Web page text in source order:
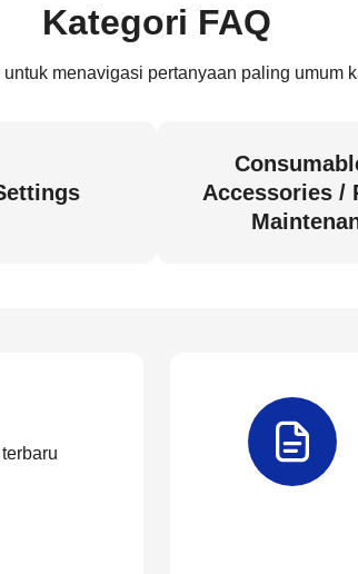
Kategori FAQ
untuk menavigasi pertanyaan paling umum
Accessories /